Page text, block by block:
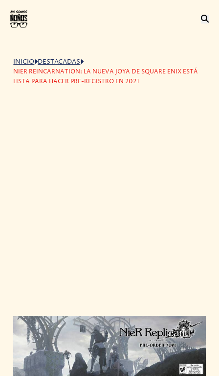
INICIO DESTACADAS
NIER REINCARNATION: LA NUEVA JOYA DE SQUARE ENIX ESTÁ
LISTA PARA HACER PRE-REGISTRO EN 2021